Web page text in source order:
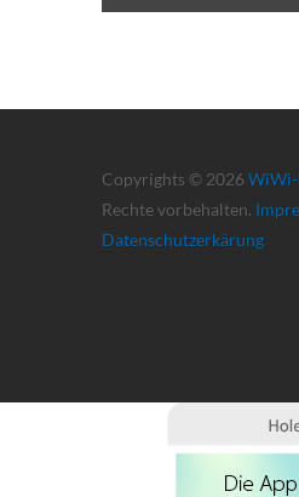
Copyrights © 2026 WiWi-
Rechte vorbehalten.
Datenschutzerkärung